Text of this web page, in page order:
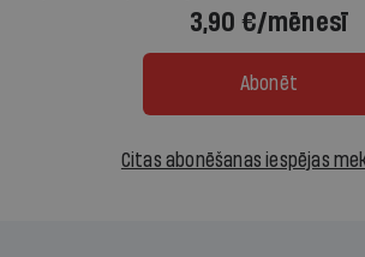
3,90 €/mēnesī
Abonēt
Citas abonēšanas iespējas